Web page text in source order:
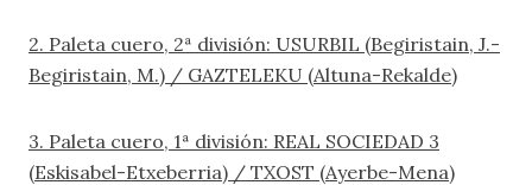
2. Paleta cuero, 2ª división: USURBIL (Begiristain, J.-
Begiristain, M.) / GAZTELEKU (Altuna-Rekalde)
3. Paleta cuero, 1ª división: REAL SOCIEDAD 3
(Eskisabel-Etxeberria) / TXOST (Ayerbe-Mena)